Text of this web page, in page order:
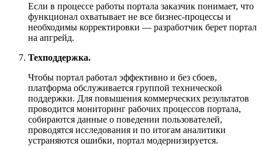
Если в процессе работы портала заказчик понимает, что
функционал охватывает не все бизнес-процессы и
необходимы корректировки — разработчик берет портал
на апгрейд.
Техподдержка.
Чтобы портал работал эффективно и без сбоев,
платформа обслуживается группой технической
поддержки. Для повышения коммерческих результатов
проводится мониторинг рабочих процессов портала,
собираются данные о поведении пользователей,
проводятся исследования и по итогам аналитики
устраняются ошибки, портал модернизируется.